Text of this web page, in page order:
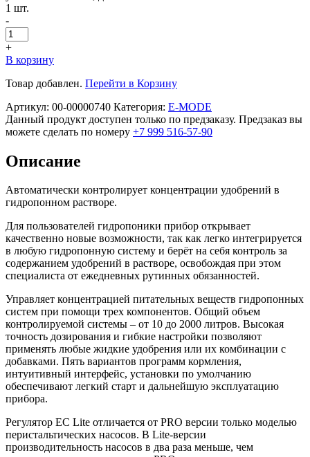
1 шт.
-
+
В корзину
Товар добавлен. Перейти в Корзину
Артикул: 00-00000740 Категория: E-MODE
Данный продукт доступен только по предзаказу. Предзаказ вы
можете сделать по номеру +7 999 516-57-90
Описание
Автоматически контролирует концентрации удобрений в
гидропонном растворе.
Для пользователей гидропоники прибор открывает
качественно новые возможности, так как легко интегрируется
в любую гидропонную систему и берёт на себя контроль за
содержанием удобрений в растворе, освобождая при этом
специалиста от ежедневных рутинных обязанностей.
Управляет концентрацией питательных веществ гидропонных
систем при помощи трех компонентов. Общий объем
контролируемой системы – от 10 до 2000 литров. Высокая
точность дозирования и гибкие настройки позволяют
применять любые жидкие удобрения или их комбинации с
добавками. Пять вариантов программ кормления,
интуитивный интерфейс, установки по умолчанию
обеспечивают легкий старт и дальнейшую эксплуатацию
прибора.
Регулятор EC Lite отличается от PRO версии только моделью
перистальтических насосов. В Lite-версии
производительность насосов в два раза меньше, чем